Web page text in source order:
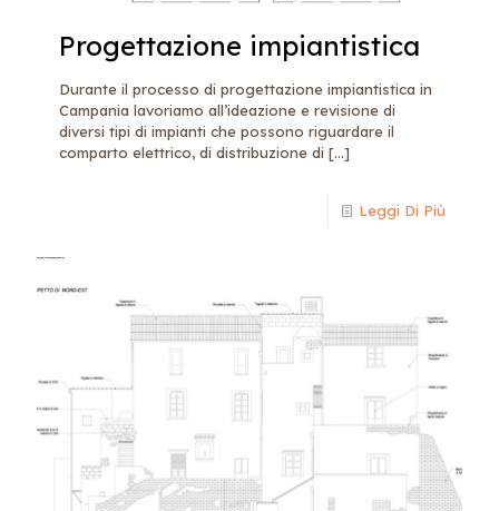
Progettazione impiantistica
Durante il processo di progettazione impiantistica in
Campania lavoriamo all’ideazione e revisione di
diversi tipi di impianti che possono riguardare il
comparto elettrico, di distribuzione di […]
Leggi Di Più